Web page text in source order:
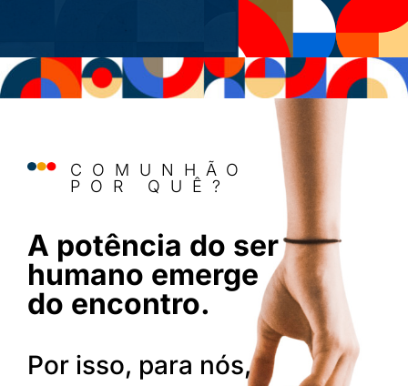
COMUNHÃO
POR QUÊ?
A potência do ser
humano emerge
do encontro.
Por isso, para nós,